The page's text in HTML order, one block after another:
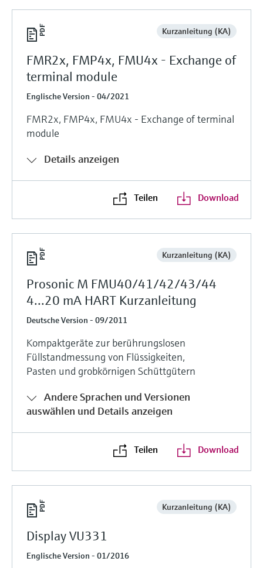
Kurzanleitung (KA)
FMR2x, FMP4x, FMU4x - Exchange of
terminal module
Englische Version - 04/2021
FMR2x, FMP4x, FMU4x - Exchange of terminal
module
Details anzeigen
Teilen Download
Kurzanleitung (KA)
Prosonic M FMU40/41/42/43/44
4...20 mA HART Kurzanleitung
Deutsche Version - 09/2011
Kompaktgeräte zur berührungslosen
Füllstandmessung von Flüssigkeiten,
Pasten und grobkörnigen Schüttgütern
Andere Sprachen und Versionen
auswählen und Details anzeigen
Teilen Download
Kurzanleitung (KA)
Display VU331
Englische Version - 01/2016